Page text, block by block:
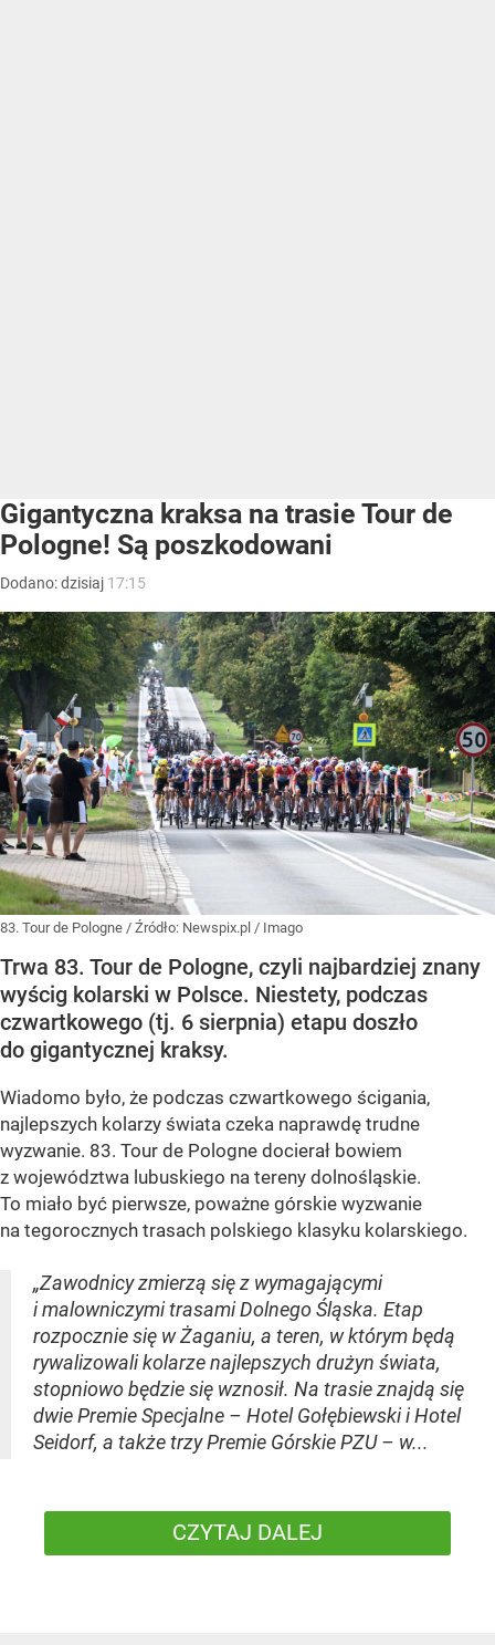
Gigantyczna kraksa na trasie Tour de
Pologne! Są poszkodowani
Dodano:dzisiaj 17:15
83. Tour de Pologne / Źródło: Newspix.pl / Imago
Trwa 83. Tour de Pologne, czyli najbardziej znany
wyścig kolarski w Polsce. Niestety, podczas
czwartkowego (tj. 6 sierpnia) etapu doszło
do gigantycznej kraksy.
Wiadomo było, że podczas czwartkowego ścigania,
najlepszych kolarzy świata czeka naprawdę trudne
wyzwanie. 83. Tour de Pologne docierał bowiem
z województwa lubuskiego na tereny dolnośląskie.
To miało być pierwsze, poważne górskie wyzwanie
na tegorocznych trasach polskiego klasyku kolarskiego.
„Zawodnicy zmierzą się z wymagającymi
i malowniczymi trasami Dolnego Śląska. Etap
rozpocznie się w Żaganiu, a teren, w którym będą
rywalizowali kolarze najlepszych drużyn świata,
stopniowo będzie się wznosił. Na trasie znajdą się
dwie Premie Specjalne – Hotel Gołębiewski i Hotel
Seidorf, a także trzy Premie Górskie PZU – w...
CZYTAJ DALEJ